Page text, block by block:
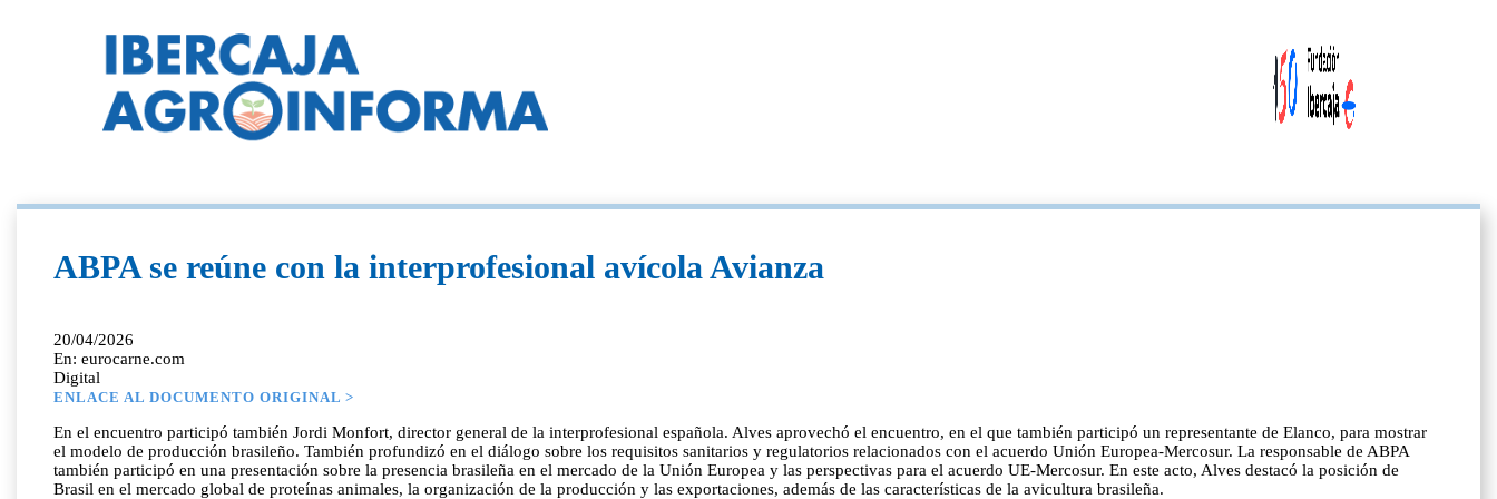
ABPA se reúne con la interprofesional avícola Avianza
20/04/2026
En: eurocarne.com
Digital
ENLACE AL DOCUMENTO ORIGINAL >
En el encuentro participó también Jordi Monfort, director general de la interprofesional española. Alves aprovechó el encuentro, en el que también participó un representante de Elanco, para mostrar
el modelo de producción brasileño. También profundizó en el diálogo sobre los requisitos sanitarios y regulatorios relacionados con el acuerdo Unión Europea-Mercosur. La responsable de ABPA
también participó en una presentación sobre la presencia brasileña en el mercado de la Unión Europea y las perspectivas para el acuerdo UE-Mercosur. En este acto, Alves destacó la posición de
Brasil en el mercado global de proteínas animales, la organización de la producción y las exportaciones, además de las características de la avicultura brasileña.